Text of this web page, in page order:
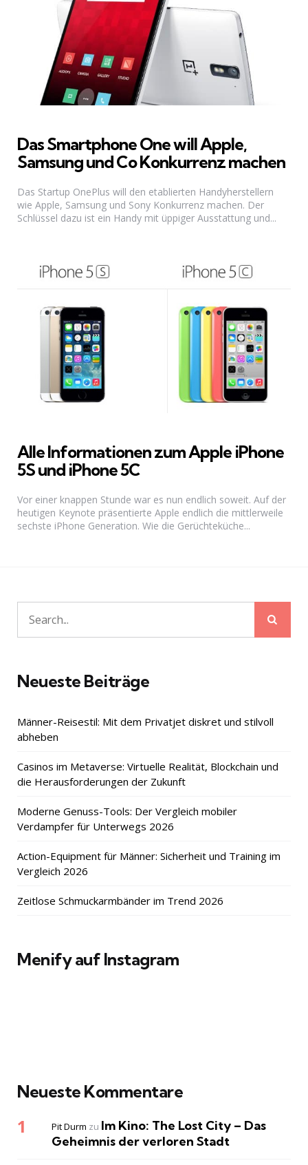
Das Smartphone One will Apple,
Samsung und Co Konkurrenz machen
Das Startup OnePlus will den etablierten Handyherstellern
wie Apple, Samsung und Sony Konkurrenz machen. Der
Schlüssel dazu ist ein Handy mit üppiger Ausstattung und...
Alle Informationen zum Apple iPhone
5S und iPhone 5C
Vor einer knappen Stunde war es nun endlich soweit. Auf der
heutigen Keynote präsentierte Apple endlich die mittlerweile
sechste iPhone Generation. Wie die Gerüchteküche...
Search
for:
Neueste Beiträge
Männer-Reisestil: Mit dem Privatjet diskret und stilvoll
abheben
Casinos im Metaverse: Virtuelle Realität, Blockchain und
die Herausforderungen der Zukunft
Moderne Genuss-Tools: Der Vergleich mobiler
Verdampfer für Unterwegs 2026
Action-Equipment für Männer: Sicherheit und Training im
Vergleich 2026
Zeitlose Schmuckarmbänder im Trend 2026
Menify auf Instagram
Neueste Kommentare
Pit Durm zu Im Kino: The Lost City – Das
Geheimnis der verloren Stadt